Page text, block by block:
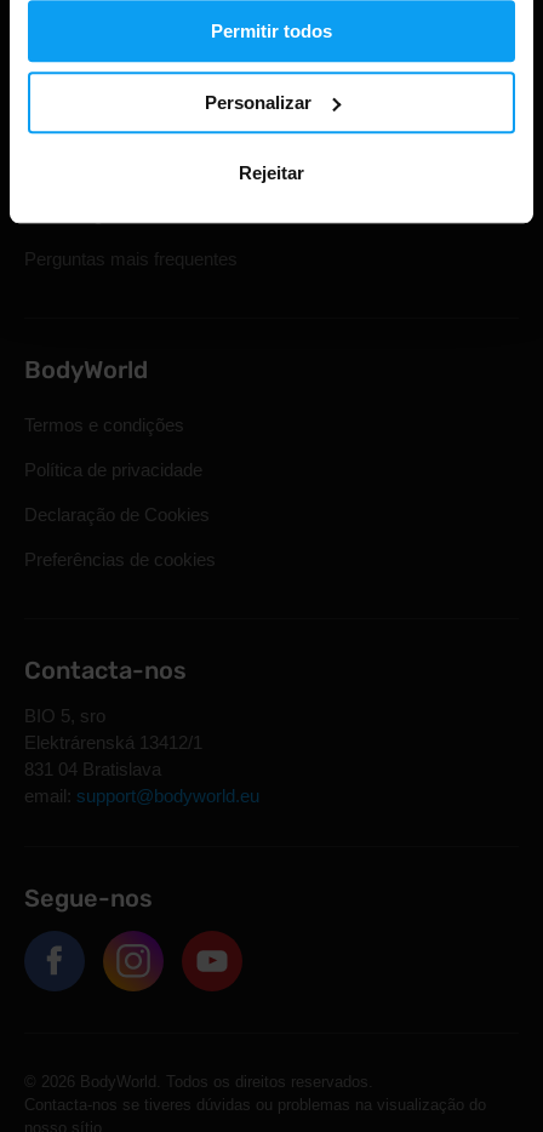
Permitir todos
Personalizar
Rejeitar
Acompanha a tua encomenda
Iniciar sessão na conta
Perguntas mais frequentes
BodyWorld
Termos e condições
Política de privacidade
Declaração de Cookies
Preferências de cookies
Contacta-nos
BIO 5, sro
Elektrárenská 13412/1
831 04 Bratislava
email: support@bodyworld.eu
Segue-nos
© 2026 BodyWorld. Todos os direitos reservados.
Contacta-nos se tiveres dúvidas ou problemas na visualização do
nosso sítio